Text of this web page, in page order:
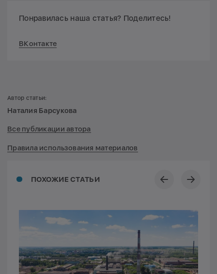
Понравилась наша статья? Поделитесь!
ВКонтакте
ПОХОЖИЕ СТАТЬИ
Автор статьи:
Наталия Барсукова
Все публикации автора
Правила использования материалов